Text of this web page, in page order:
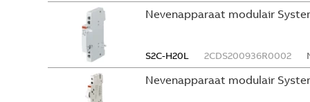
Nevenapparaat modulair
S2C-H20L 2CDS200936R0002
Nevenapparaat modulair